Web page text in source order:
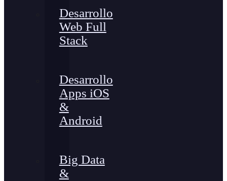
Desarrollo
Web Full
Stack
Desarrollo
Apps iOS
&
Android
Big Data
&